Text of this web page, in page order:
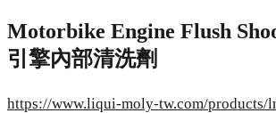
Motorbike Engine Flush
引擎內部清洗劑
https://www.liqui-moly-tw.com/products/